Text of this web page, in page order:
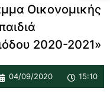
Οικονομικής
2020-2021»
04/09/2020 15:10